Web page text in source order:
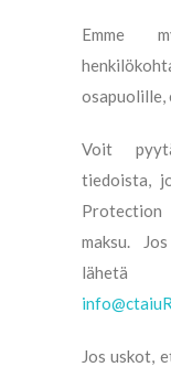
Emme
osapuolille,
Voit
tiedoista,
Protection
maksu.
Jos uskot,